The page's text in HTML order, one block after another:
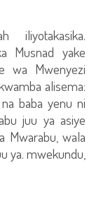
iliyotakasika.
Musnad yake
wa Mwenyezi
alisema:
baba yenu ni
juu ya asiye
Mwarabu, wala
ya. mwekundu,